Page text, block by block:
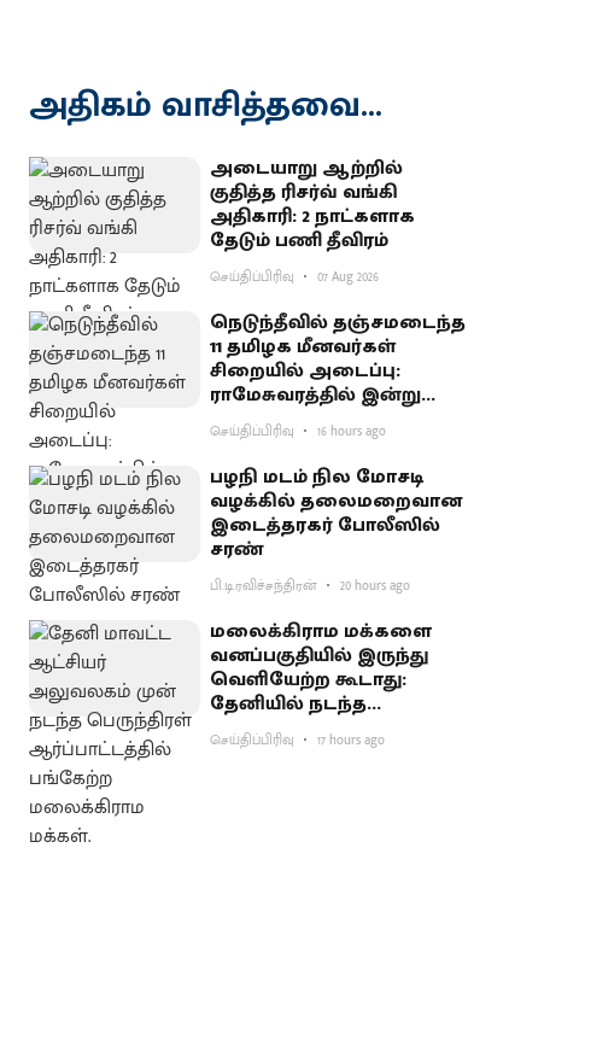
அதிகம் வாசித்தவை...
அடையாறு ஆற்றில்
குதித்த ரிசர்வ் வங்கி
அதிகாரி: 2 நாட்களாக
தேடும் பணி தீவிரம்
செய்திப்பிரிவு 07 Aug 2026
நெடுந்தீவில் தஞ்சமடைந்த
11 தமிழக மீனவர்கள்
சிறையில் அடைப்பு:
ராமேசுவரத்தில் இன்று
வேலைநிறுத்தம்
செய்திப்பிரிவு 16 hours ago
பழநி மடம் நில மோசடி
வழக்கில் தலைமறைவான
இடைத்தரகர் போலீஸில்
சரண்
பி.டி.ரவிச்சந்திரன் 20 hours ago
மலைக்கிராம மக்களை
வனப்பகுதியில் இருந்து
வெளியேற்ற கூடாது:
தேனியில் நடந்த
பெருந்திரள்
ஆர்ப்பாட்டத்தில்
செய்திப்பிரிவு 17 hours ago